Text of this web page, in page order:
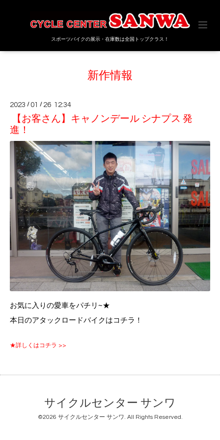
スポーツバイクの展示・在庫数は全国トップクラス！
新作情報
2023 /01 / 26 12:34
【お客さん】キャノンデール シナプス 発
進！
お気に入りの愛車をパチリ~★
本日のアタックロードバイクはコチラ！
★詳しくはコチラ >>
サイクルセンター サンワ
©2026 サイクルセンター サンワ. All Rights Reserved.